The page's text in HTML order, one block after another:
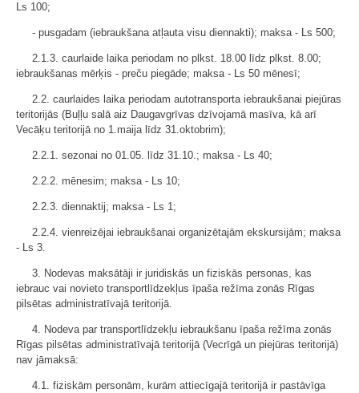
Ls 100;
- pusgadam (iebraukšana atļauta visu diennakti); maksa - Ls 500;
2.1.3. caurlaide laika periodam no plkst. 18.00 līdz plkst. 8.00;
iebraukšanas mērķis - preču piegāde; maksa - Ls 50 mēnesī;
2.2. caurlaides laika periodam autotransporta iebraukšanai piejūras
teritorijās (Buļļu salā aiz Daugavgrīvas dzīvojamā masīva, kā arī
Vecāķu teritorijā no 1.maija līdz 31.oktobrim);
2.2.1. sezonai no 01.05. līdz 31.10.; maksa - Ls 40;
2.2.2. mēnesim; maksa - Ls 10;
2.2.3. diennaktij; maksa - Ls 1;
2.2.4. vienreizējai iebraukšanai organizētajām ekskursijām; maksa
- Ls 3.
3. Nodevas maksātāji ir juridiskās un fiziskās personas, kas
iebrauc vai novieto transportlīdzekļus īpaša režīma zonās Rīgas
pilsētas administratīvajā teritorijā.
4. Nodeva par transportlīdzekļu iebraukšanu īpaša režīma zonās
Rīgas pilsētas administratīvajā teritorijā (Vecrīgā un piejūras teritorijā)
nav jāmaksā:
4.1. fiziskām personām, kurām attiecīgajā teritorijā ir pastāvīga